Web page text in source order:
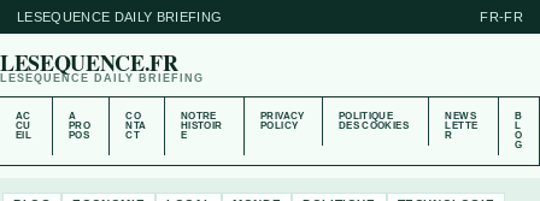
LESEQUENCE DAILY BRIEFING FR-FR
LESEQUENCE.FR
LESEQUENCE DAILY BRIEFING
AC
CU
EIL
A
PRO
POS
CO
NTA
CT
NOTRE
HISTOIR
E
PRIVACY
POLICY
POLITIQUE
DES COOKIES
NEWS
LETTE
R
B
L
O
G